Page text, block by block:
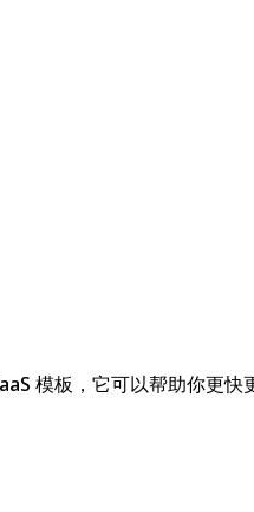
模板，它可以帮助你更快